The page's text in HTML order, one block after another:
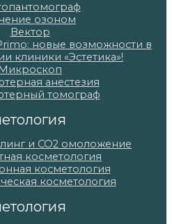
озоном
Вектор
новые возможности в
клиники «Эстетика»!
Микроскоп
анестезия
томограф
и СО2 омоложение
косметология
косметология
косметология